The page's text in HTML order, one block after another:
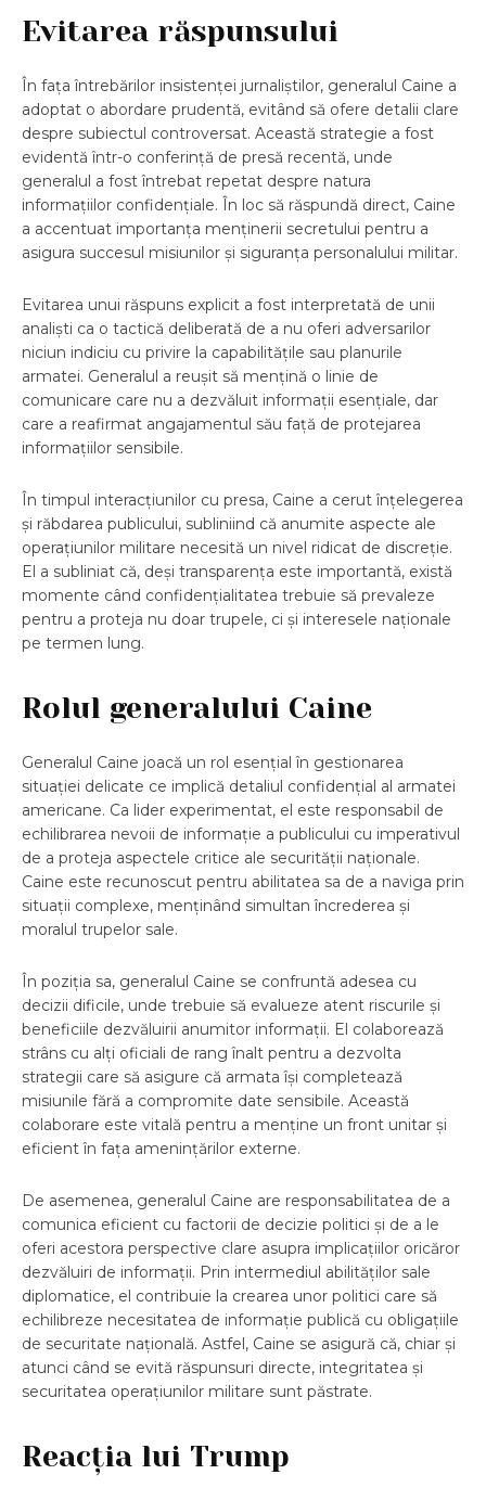
Evitarea răspunsului
În fața întrebărilor insistenței jurnaliștilor, generalul Caine a
adoptat o abordare prudentă, evitând să ofere detalii clare
despre subiectul controversat. Această strategie a fost
evidentă într-o conferință de presă recentă, unde
generalul a fost întrebat repetat despre natura
informațiilor confidențiale. În loc să răspundă direct, Caine
a accentuat importanța menținerii secretului pentru a
asigura succesul misiunilor și siguranța personalului militar.
Evitarea unui răspuns explicit a fost interpretată de unii
analiști ca o tactică deliberată de a nu oferi adversarilor
niciun indiciu cu privire la capabilitățile sau planurile
armatei. Generalul a reușit să mențină o linie de
comunicare care nu a dezvăluit informații esențiale, dar
care a reafirmat angajamentul său față de protejarea
informațiilor sensibile.
În timpul interacțiunilor cu presa, Caine a cerut înțelegerea
și răbdarea publicului, subliniind că anumite aspecte ale
operațiunilor militare necesită un nivel ridicat de discreție.
El a subliniat că, deși transparența este importantă, există
momente când confidențialitatea trebuie să prevaleze
pentru a proteja nu doar trupele, ci și interesele naționale
pe termen lung.
Rolul generalului Caine
Generalul Caine joacă un rol esențial în gestionarea
situației delicate ce implică detaliul confidențial al armatei
americane. Ca lider experimentat, el este responsabil de
echilibrarea nevoii de informație a publicului cu imperativul
de a proteja aspectele critice ale securității naționale.
Caine este recunoscut pentru abilitatea sa de a naviga prin
situații complexe, menținând simultan încrederea și
moralul trupelor sale.
În poziția sa, generalul Caine se confruntă adesea cu
decizii dificile, unde trebuie să evalueze atent riscurile și
beneficiile dezvăluirii anumitor informații. El colaborează
strâns cu alți oficiali de rang înalt pentru a dezvolta
strategii care să asigure că armata își completează
misiunile fără a compromite date sensibile. Această
colaborare este vitală pentru a menține un front unitar și
eficient în fața amenințărilor externe.
De asemenea, generalul Caine are responsabilitatea de a
comunica eficient cu factorii de decizie politici și de a le
oferi acestora perspective clare asupra implicațiilor oricăror
dezvăluiri de informații. Prin intermediul abilităților sale
diplomatice, el contribuie la crearea unor politici care să
echilibreze necesitatea de informație publică cu obligațiile
de securitate națională. Astfel, Caine se asigură că, chiar și
atunci când se evită răspunsuri directe, integritatea și
securitatea operațiunilor militare sunt păstrate.
Reacția lui Trump